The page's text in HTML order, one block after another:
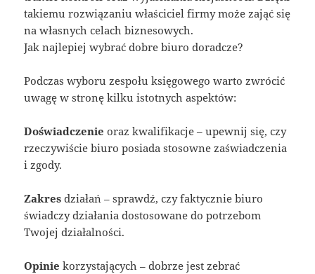
takiemu rozwiązaniu właściciel firmy może zająć się
na własnych celach biznesowych.
Jak najlepiej wybrać dobre biuro doradcze?
Podczas wyboru zespołu księgowego warto zwrócić
uwagę w stronę kilku istotnych aspektów:
Doświadczenie oraz kwalifikacje – upewnij się, czy
rzeczywiście biuro posiada stosowne zaświadczenia
i zgody.
Zakres działań – sprawdź, czy faktycznie biuro
świadczy działania dostosowane do potrzebom
Twojej działalności.
Opinie korzystających – dobrze jest zebrać